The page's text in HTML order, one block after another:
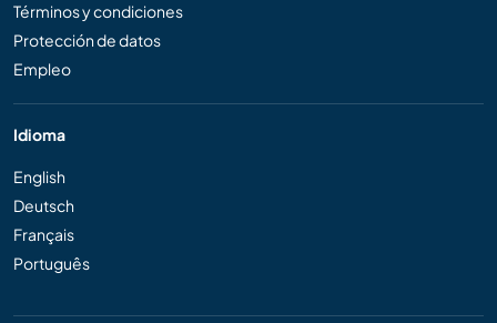
Términos y condiciones
Protección de datos
Empleo
Idioma
English
Deutsch
Français
Português